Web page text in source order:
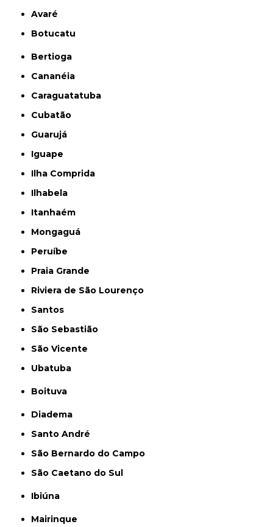
Avaré
Botucatu
Bertioga
Cananéia
Caraguatatuba
Cubatão
Guarujá
Iguape
Ilha Comprida
Ilhabela
Itanhaém
Mongaguá
Peruíbe
Praia Grande
Riviera de São Lourenço
Santos
São Sebastião
São Vicente
Ubatuba
Boituva
Diadema
Santo André
São Bernardo do Campo
São Caetano do Sul
Ibiúna
Mairinque